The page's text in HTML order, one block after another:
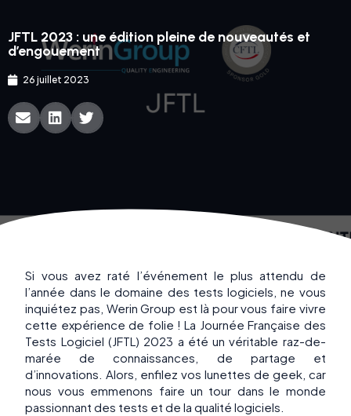
JFTL 2023 : une édition pleine de nouveautés et
d’engouement
26 juillet 2023
Si vous avez raté l’événement le plus attendu de
l’année dans le domaine des tests logiciels, ne vous
inquiétez pas, Werin Group est là pour vous faire vivre
cette expérience de folie ! La Journée Française des
Tests Logiciel (JFTL) 2023 a été un véritable raz-de-
marée de connaissances, de partage et
d’innovations. Alors, enfilez vos lunettes de geek, car
nous vous emmenons faire un tour dans le monde
passionnant des tests et de la qualité logiciels.